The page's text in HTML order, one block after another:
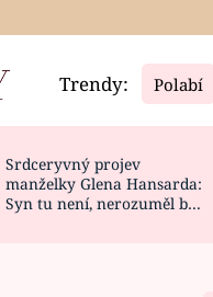
Video
CELEBRITY
VAŘENÍ
Trendy: Polabí
Srdceryvný projev
manželky Glena Hansarda:
Syn tu není, nerozuměl by